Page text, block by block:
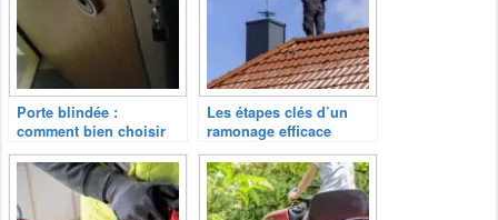
Porte blindée :
comment bien choisir
besoins ?
Les étapes clés d’un
ramonage efficace